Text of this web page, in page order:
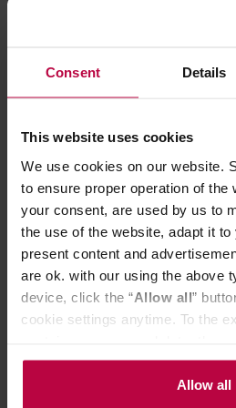
Consent Details
This website uses cookies
We use cookies on our website.
to ensure proper operation of the
your consent, are used by us to
the use of the website, adapt it
present content and
are ok. with our using the above
device, click the “Allow all”
cookie settings anytime. To the
the controller’s (namely, ALL
Mazowiecka 24I/U9, 78-100Allow all
Vialli Design - FUORI - Kubki
19,99
Do poczytania przy